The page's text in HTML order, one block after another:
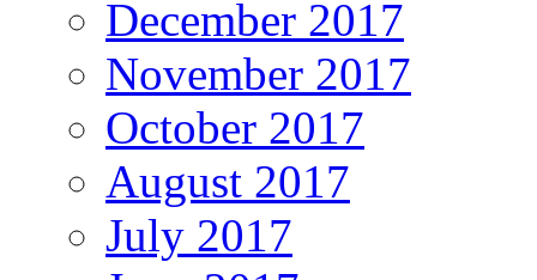
December 2017
November 2017
October 2017
August 2017
July 2017